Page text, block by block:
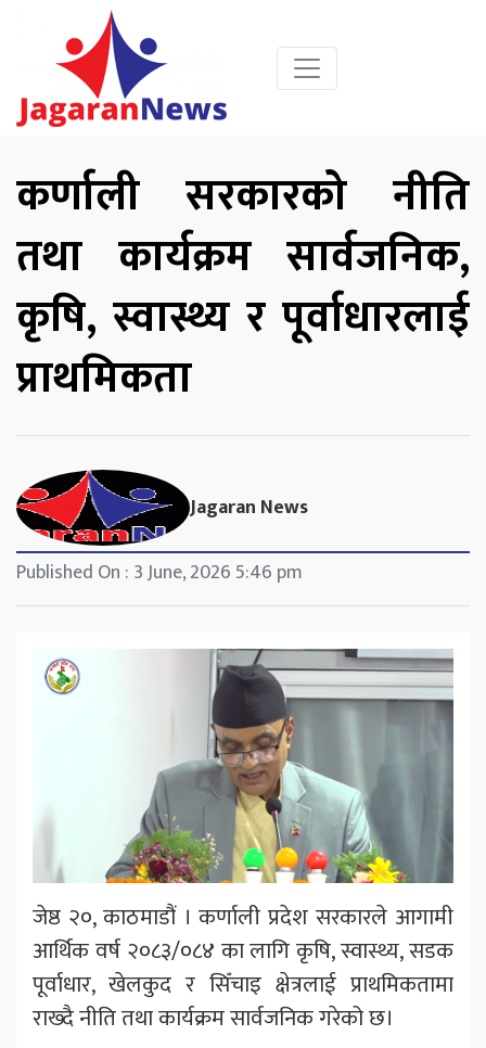
कर्णाली सरकारको नीति
तथा कार्यक्रम सार्वजनिक,
कृषि, स्वास्थ्य र पूर्वाधारलाई
प्राथमिकता
Jagaran News
Published On : 3 June, 2026 5:46 pm
जेष्ठ २०, काठमाडौं । कर्णाली प्रदेश सरकारले आगामी
आर्थिक वर्ष २०८३/०८४ का लागि कृषि, स्वास्थ्य, सडक
पूर्वाधार, खेलकुद र सिँचाइ क्षेत्रलाई प्राथमिकतामा
राख्दै नीति तथा कार्यक्रम सार्वजनिक गरेको छ।